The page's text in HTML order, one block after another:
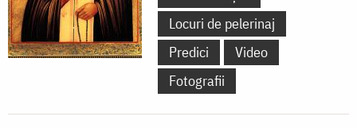
Locuri de pelerinaj
Predici
Video
Fotografii